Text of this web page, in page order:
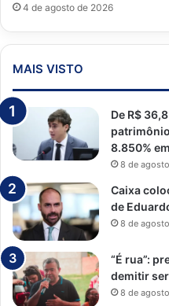
4 de agosto de 2026
MAIS VISTO
De R$
8.850%
8 de
Caixa
de
8 de
“É rua”:
demitir
8 de